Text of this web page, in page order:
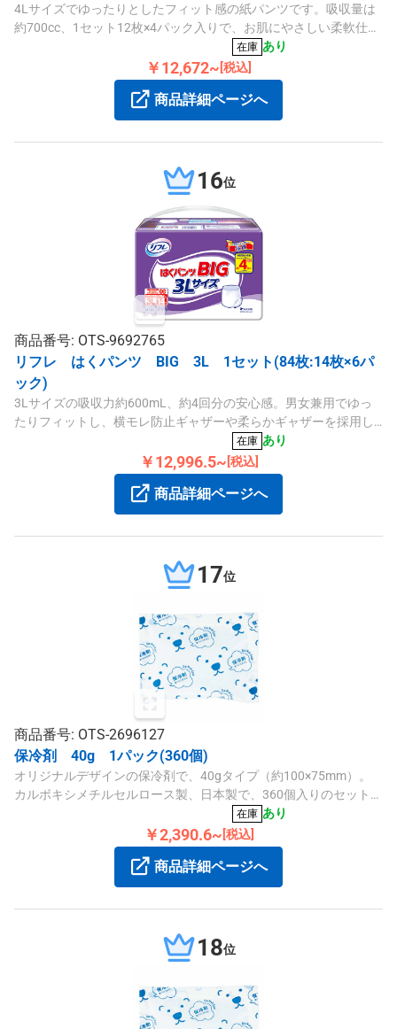
4Lサイズでゆったりとしたフィット感の紙パンツです。吸収量は
約700cc、1セット12枚×4パック入りで、お肌にやさしい柔軟仕上
げと横モレ防止ギャザーを採用しています。
在庫 あり
￥12,672~ [税込]
商品詳細ページへ
16位
商品番号: OTS-9692765
リフレ はくパンツ BIG 3L 1セット(84枚:14枚×6パ
ック)
3Lサイズの吸収力約600mL、約4回分の安心感。男女兼用でゆっ
たりフィットし、横モレ防止ギャザーや柔らかギャザーを採用し
在庫 あり
￥12,996.5~ [税込]
商品詳細ページへ
17位
商品番号: OTS-2696127
保冷剤 40g 1パック(360個)
オリジナルデザインの保冷剤で、40gタイプ（約100×75mm）。
カルボキシメチルセルロース製、日本製で、360個入りのセット商
在庫 あり
￥2,390.6~ [税込]
商品詳細ページへ
18位